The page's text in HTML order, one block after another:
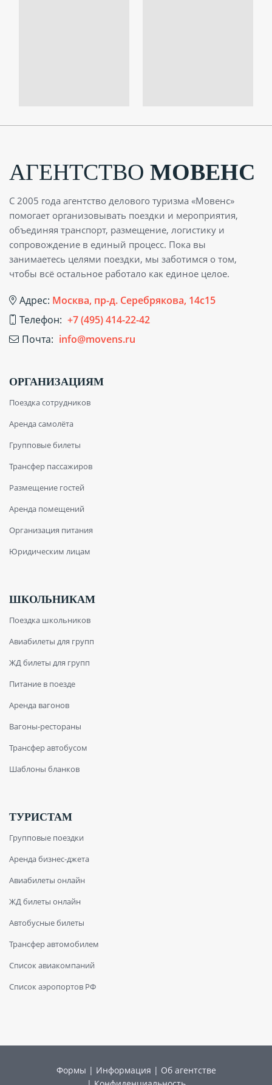
АГЕНТСТВО МОВЕНС
С 2005 года агентство делового туризма «Мовенс»
помогает организовывать поездки и мероприятия,
объединяя транспорт, размещение, логистику и
сопровождение в единый процесс. Пока вы
занимаетесь целями поездки, мы заботимся о том,
чтобы всё остальное работало как единое целое.
Адрес: Москва, пр-д. Серебрякова, 14с15
Телефон: +7 (495) 414-22-42
Почта: info@movens.ru
ОРГАНИЗАЦИЯМ
Поездка сотрудников
Аренда самолёта
Групповые билеты
Трансфер пассажиров
Размещение гостей
Аренда помещений
Организация питания
Юридическим лицам
ШКОЛЬНИКАМ
Поездка школьников
Авиабилеты для групп
ЖД билеты для групп
Питание в поезде
Аренда вагонов
Вагоны-рестораны
Трансфер автобусом
Шаблоны бланков
ТУРИСТАМ
Групповые поездки
Аренда бизнес-джета
Авиабилеты онлайн
ЖД билеты онлайн
Автобусные билеты
Трансфер автомобилем
Список авиакомпаний
Список аэропортов РФ
Формы | Информация | Об агентстве